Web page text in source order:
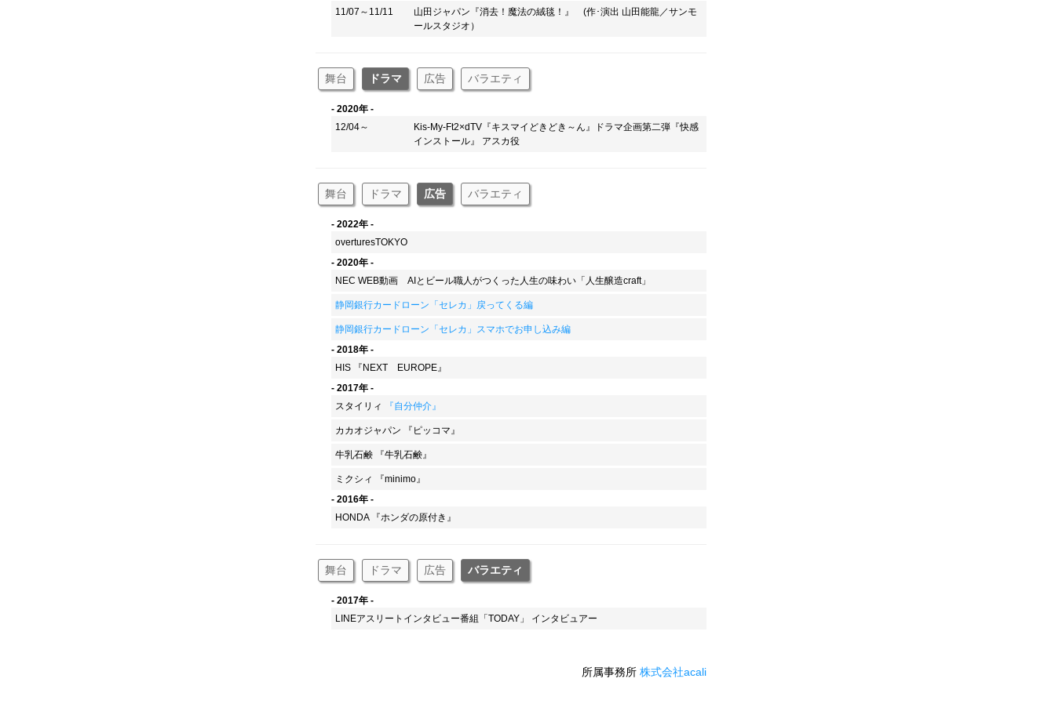
11/07～11/11
山田ジャパン『消去！魔法の絨毯！』 (作･演出 山田能龍／サンモ
ールスタジオ）
舞台 ドラマ 広告 バラエティ
- 2020年 -
12/04～
Kis-My-Ft2×dTV『キスマイどきどき～ん』ドラマ企画第二弾『快感
インストール』 アスカ役
舞台 ドラマ 広告 バラエティ
- 2022年 -
overturesTOKYO
- 2020年 -
NEC WEB動画 AIとビール職人がつくった人生の味わい「人生醸造craft」
静岡銀行カードローン「セレカ」戻ってくる編
静岡銀行カードローン「セレカ」スマホでお申し込み編
- 2018年 -
HIS 『NEXT EUROPE』
- 2017年 -
スタイリィ
『自分仲介』
カカオジャパン 『ピッコマ』
牛乳石鹸 『牛乳石鹸』
ミクシィ 『minimo』
- 2016年 -
HONDA 『ホンダの原付き』
舞台 ドラマ 広告 バラエティ
- 2017年 -
LINEアスリートインタビュー番組「TODAY」 インタビュアー
所属事務所株式会社acali